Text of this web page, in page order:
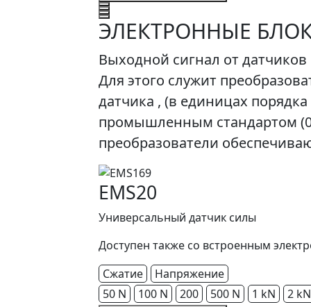
ЭЛЕКТРОННЫЕ
Выходной сигнал от
Для этого служит
датчика , (в единицах
промышленным стандартом (0
преобразователи
EMS20
Универсальный датчик силы
Доступен также со встроенным
Сжатие
Напряжение
50 N
100 N 200 500 N 1 kN
2 kN